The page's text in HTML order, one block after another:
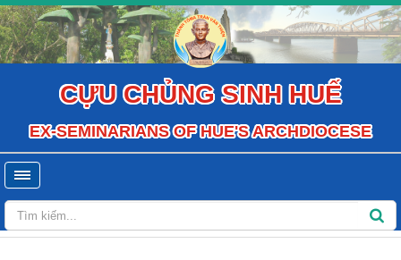
CỰU CHỦNG SINH HUẾ
EX-SEMINARIANS OF HUE'S ARCHDIOCESE